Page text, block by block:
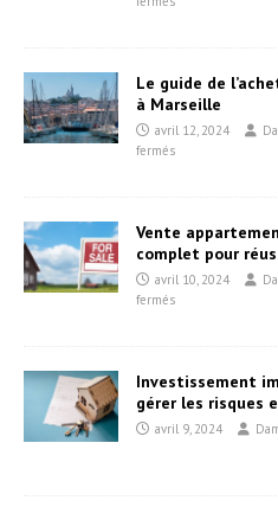
Le guide de
à Marseille
avril 12, 2024
fermés
Vente
complet pour
avril 10, 2024
fermés
Investissement
gérer les risques
avril 9, 2024